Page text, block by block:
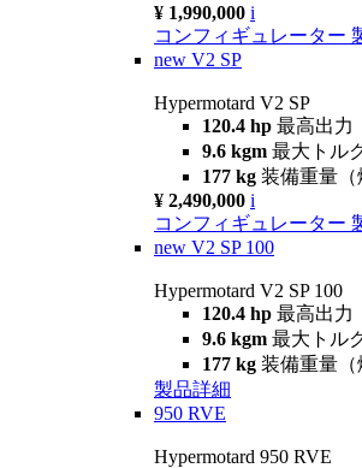
¥ 1,990,000 i
コンフィギュレーター
new V2 SP
Hypermotard V2 SP
120.4 hp 最高出力
9.6 kgm 最大トル
177 kg 装備重量（
¥ 2,490,000 i
コンフィギュレーター
new V2 SP 100
Hypermotard V2 SP 100
120.4 hp 最高出力
9.6 kgm 最大トル
177 kg 装備重量（
製品詳細
950 RVE
Hypermotard 950 RVE